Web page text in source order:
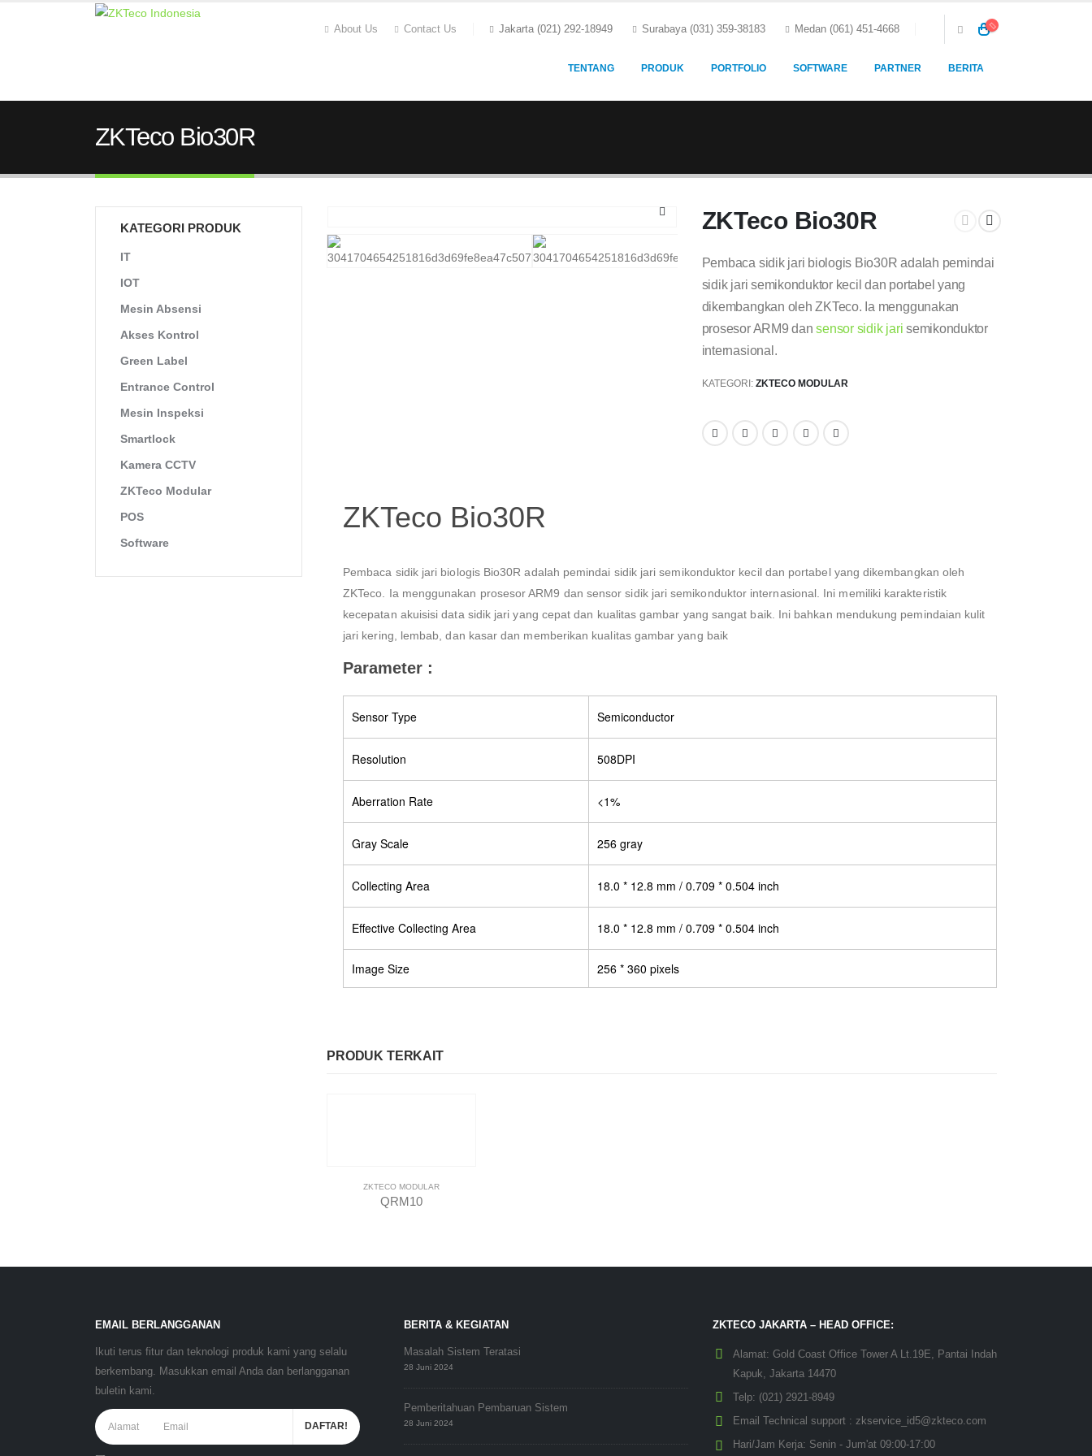
About Us Contact Us Jakarta (021) 292-18949 Surabaya (031) 359-38183 Medan (061) 451-4668
TENTANG PRODUK PORTFOLIO SOFTWARE PARTNER BERITA
ZKTeco Bio30R
ZKTeco Bio30R
Pembaca sidik jari biologis Bio30R adalah pemindai
sidik jari semikonduktor kecil dan portabel yang
dikembangkan oleh ZKTeco. Ia menggunakan
prosesor ARM9 dansensor sidik jari semikonduktor
internasional.
KATEGORI: ZKTECO MODULAR
ZKTeco Bio30R
Pembaca sidik jari biologis Bio30R adalah pemindai sidik jari semikonduktor kecil dan portabel yang dikembangkan oleh
ZKTeco. Ia menggunakan prosesor ARM9 dan sensor sidik jari semikonduktor internasional. Ini memiliki karakteristik
kecepatan akuisisi data sidik jari yang cepat dan kualitas gambar yang sangat baik. Ini bahkan mendukung pemindaian kulit
jari kering, lembab, dan kasar dan memberikan kualitas gambar yang baik
Parameter :
Sensor Type Semiconductor
Resolution 508DPI
Aberration Rate <1%
Gray Scale 256 gray
Collecting Area 18.0 * 12.8 mm / 0.709 * 0.504 inch
Effective Collecting Area 18.0 * 12.8 mm / 0.709 * 0.504 inch
Image Size 256 * 360 pixels
PRODUK TERKAIT
ZKTECO MODULAR
QRM10
KATEGORI PRODUK
IT
IOT
Mesin Absensi
Akses Kontrol
Green Label
Entrance Control
Mesin Inspeksi
Smartlock
Kamera CCTV
ZKTeco Modular
POS
Software
EMAIL BERLANGGANAN
Ikuti terus fitur dan teknologi produk kami yang selalu
berkembang. Masukkan email Anda dan berlangganan
buletin kami.
BERITA & KEGIATAN
Masalah Sistem Teratasi
28 Juni 2024
Pemberitahuan Pembaruan Sistem
28 Juni 2024
ZKTECO JAKARTA – HEAD OFFICE:
Alamat: Gold Coast Office Tower A Lt.19E, Pantai Indah
Kapuk, Jakarta 14470
Telp: (021) 2921-8949
Email Technical support : zkservice_id5@zkteco.com
Hari/Jam Kerja: Senin - Jum'at 09:00-17:00